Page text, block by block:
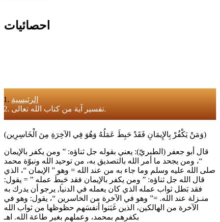
احصائيات
الرئيسية
تفسير آية من كتاب الله تعالى.
(وَمَنْ يَكْفُرْ بِالإِيمَانِ فَقَدْ حَبِطَ عَمَلُهُ وَهُوَ فِي الآخِرَةِ مِنَ الْخَاسِرِين)
قال أبو جعفر (الطبريّ): يعني بقوله جل ثناؤه: ” ومن يكفر بالإيمان
“، ومن يجحد ما أمر الله بالتصديق به، من توحيد الله ونبوّة محمد
صلى الله عليه وسلم وما جاء به من عند الله = وهو ” الإيمان “، الذي
قال الله جل ثناؤه: ” ومن يكفر بالإيمان فقد حَبِطَ عمله ” = يقول:
فقد بَطل ثواب عمله الذي كان يعمله في الدنيا, يرجو أن يدرك به
منـزلة عند الله. =” وهو في الآخرة من الخاسرين “، يقول: وهو في
الآخرة من الهالكين، الذين غَبَنوا أنفسَهم حظوظها من ثواب الله
بكفرهم بمحمد، وعملهم بغير طاعة الله. اهـ